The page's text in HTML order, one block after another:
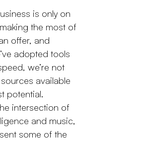
is only on
the most of
offer, and
adopted tools
we’re not
available
potential.
intersection of
and music,
some of the